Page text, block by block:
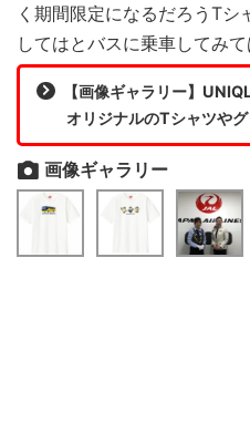
く期間限定になるだろうTシ
してはとバスに乗車してみて
【画像ギャラリー】
オリジナルのTシャツや
画像ギャラリー